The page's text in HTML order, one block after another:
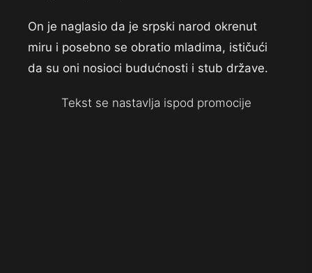
On je naglasio da je srpski narod okrenut
miru i posebno se obratio mladima, ističući
da su oni nosioci budućnosti i stub države.
Tekst se nastavlja ispod promocije